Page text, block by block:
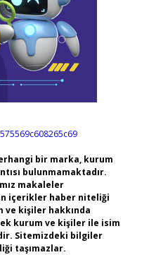
bir marka, kurum
bulunmamaktadır.
makaleler
içerikler haber niteliği
ve kişiler hakkında
kurum ve kişiler ile isim
Sitemizdeki bilgiler
taşımazlar.